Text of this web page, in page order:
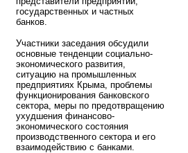
государственных и частных
банков.
Участники заседания обсудили
основные тенденции социально-
экономического развития,
ситуацию на промышленных
предприятиях Крыма, проблемы
функционирования банковского
сектора, меры по предотвращению
ухудшения финансово-
экономического состояния
производственного сектора и его
взаимодействию с банками.